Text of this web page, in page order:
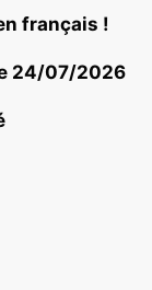
français !
24/07/2026